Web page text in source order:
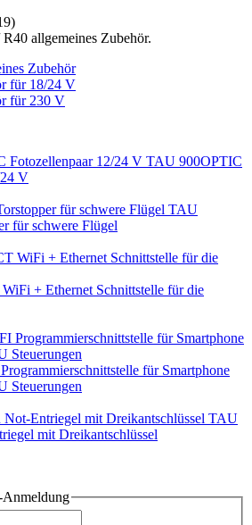
)
allgemeines Zubehör.
Zubehör
für 18/24 V
für 230 V
TAU 900OPTIC
V
TAU
für schwere Flügel
+ Ethernet Schnittstelle für die
für Smartphone
Steuerungen
TAU
mit Dreikantschlüssel
Anmeldung